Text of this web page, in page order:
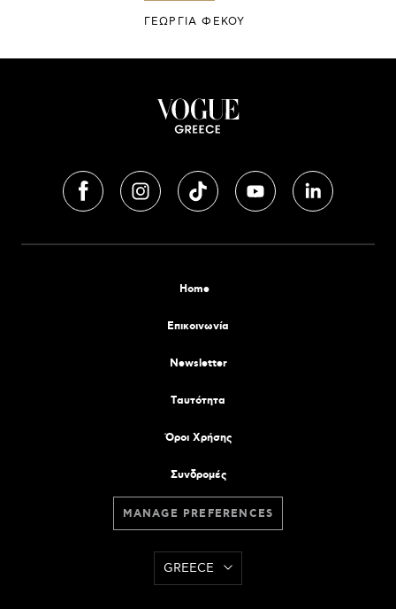
ΓΕΩΡΓΙΑ ΦΕΚΟΥ
Home
Επικοινωνία
Newsletter
Tαυτότητα
Όροι Χρήσης
Συνδρομές
MANAGE PREFERENCES
GREECE